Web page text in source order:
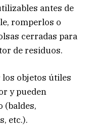
antes de
romperlos o
cerradas para
de residuos.
objetos útiles
y pueden
(baldes,
etc.).